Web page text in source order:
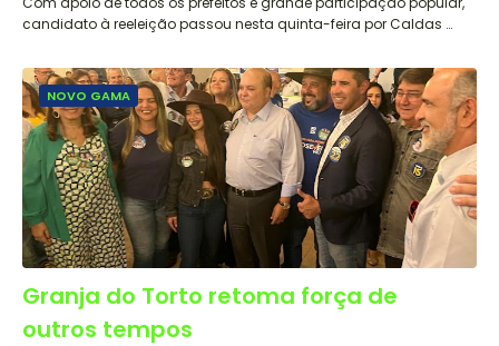
candidato à reeleição passou nesta quinta-feira por Caldas …
NOVO GAMA
Granja do Torto retoma força de
outros tempos